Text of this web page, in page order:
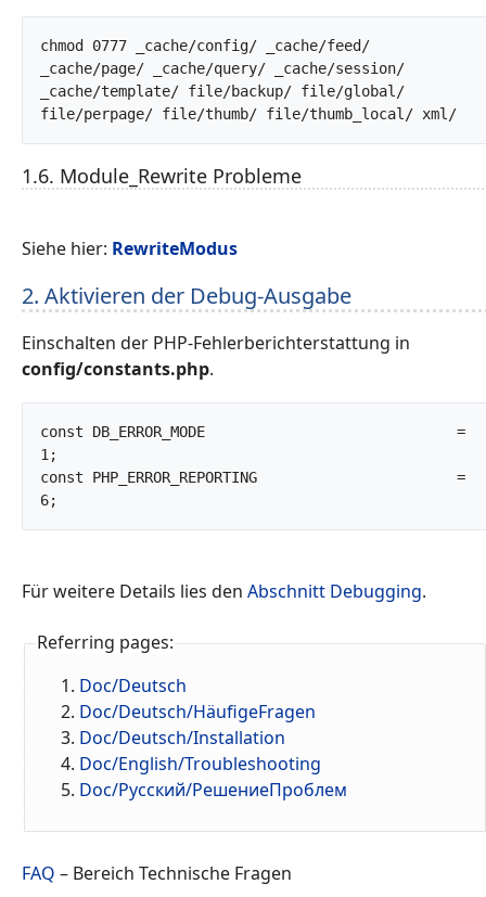
chmod 0777 _cache/config/ _cache/feed/
_cache/page/ _cache/query/ _cache/session/
_cache/template/ file/backup/ file/global/
1.6. Module_Rewrite Probleme
Siehe hier: RewriteModus
2. Aktivieren der Debug-Ausgabe
Einschalten der PHP-Fehlerberichterstattung in
config/constants.php.
const DB_ERROR_MODE				=
1;
const PHP_ERROR_REPORTING			=
Für weitere Details lies den Abschnitt Debugging.
Referring pages:
Doc/Deutsch
Doc/Deutsch/HäufigeFragen
Doc/Deutsch/Installation
Doc/English/Troubleshooting
Doc/Русский/РешениеПроблем
FAQ – Bereich Technische Fragen